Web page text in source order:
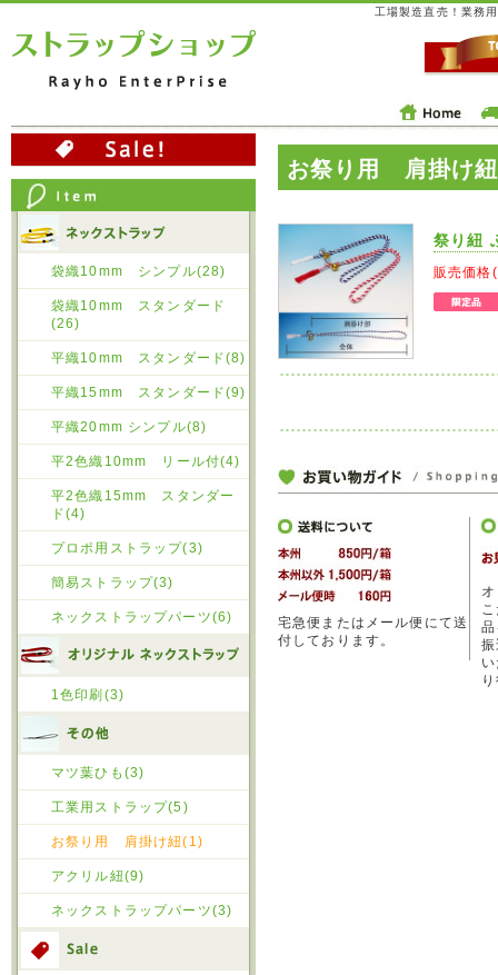
工場製造直売！業務
袋織10mm シンプル(28)
袋織10mm スタンダード
(26)
平織10mm スタンダード(8)
平織15mm スタンダード(9)
平織20mm シンプル(8)
平2色織10mm リール付(4)
平2色織15mm スタンダー
ド(4)
プロポ用ストラップ(3)
簡易ストラップ(3)
ネックストラップパーツ(6)
1色印刷(3)
マツ葉ひも(3)
工業用ストラップ(5)
お祭り用 肩掛け紐(1)
アクリル紐(9)
ネックストラップパーツ(3)
お祭り用 肩掛け紐
祭り紐
販売価
宅急便またはメール便にて送
付しております。